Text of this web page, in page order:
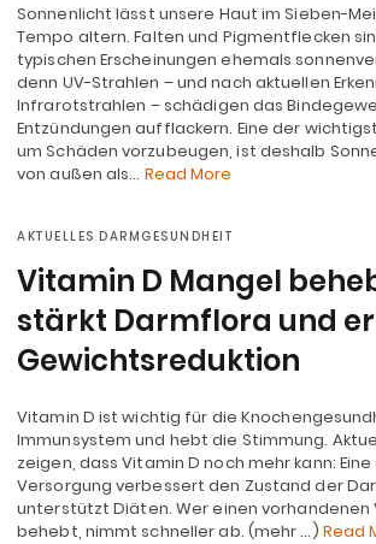
Sonnenlicht lässt unsere Haut im Sieben-
Tempo altern. Falten und Pigmentflecken
typischen Erscheinungen ehemals
denn UV-Strahlen – und nach aktuellen
Infrarotstrahlen – schädigen das
Entzündungen aufflackern. Eine der
um Schäden vorzubeugen, ist deshalb
von außen als… Read More
AKTUELLES DARMGESUNDHEIT
Vitamin D Mangel
stärkt Darmflora und
Gewichtsreduktion
Vitamin D ist wichtig für die
Immunsystem und hebt die Stimmung.
zeigen, dass Vitamin D noch mehr kann:
Versorgung verbessert den Zustand der
unterstützt Diäten. Wer einen vorhandenen
behebt, nimmt schneller ab. (mehr …) Read